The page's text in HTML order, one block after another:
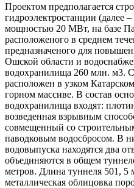
Проектом предполагается
гидроэлектростанции
мощностью 20 МВт, на базе
расположеного в среднем
предназначеного для
Ошской области и
водохранилища 260 млн. м3.
расположен в узком
горном массиве. В состав
водохранилища входят:
возведенная взрывным
совмещенный со
паводковым водосбросом. В
водовыпуска находятся два
объединяются в общем
метров. Длина туннеля 501, 5
металлическая облицовка